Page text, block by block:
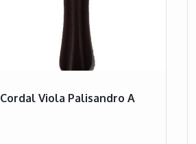
Cordal Viola Palisandro A